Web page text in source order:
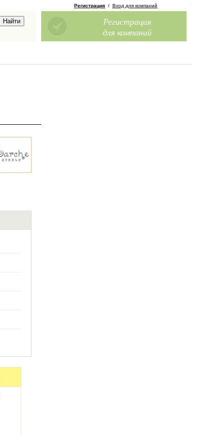
Регистрация / Вход для компаний
Регистрация
для компаний